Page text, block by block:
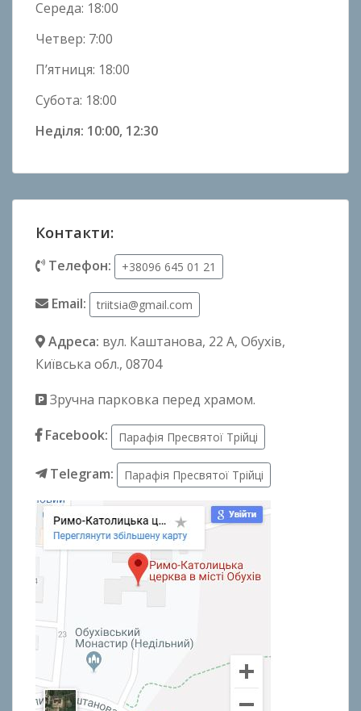
Середа: 18:00
Четвер: 7:00
П’ятниця: 18:00
Субота: 18:00
Неділя: 10:00, 12:30
Контакти:
Телефон: +38096 645 01 21
Email: triitsia@gmail.com
Адреса: вул. Каштанова, 22 А, Обухів,
Київська обл., 08704
Зручна парковка перед храмом.
Facebook:
Парафія Пресвятої Трійці
Telegram: Парафія Пресвятої Трійці